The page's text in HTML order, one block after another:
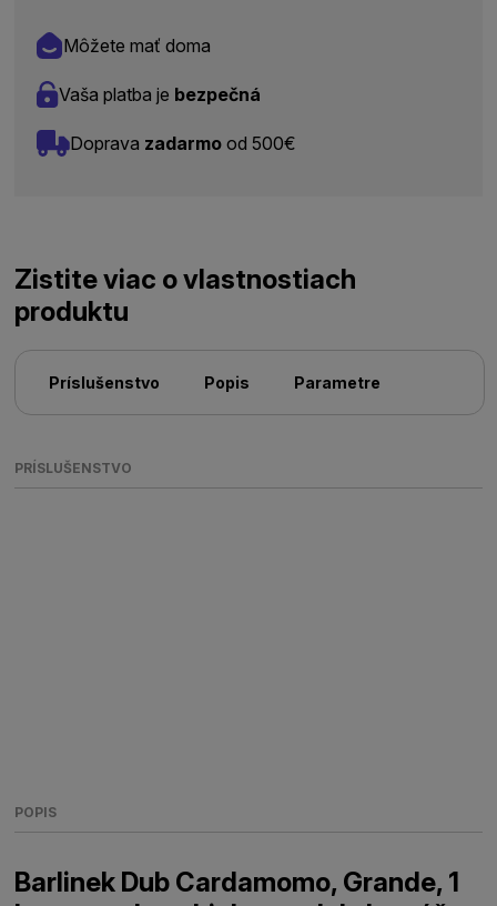
Môžete mať doma
Vaša platba je bezpečná
Doprava zadarmo od 500€
Zistite viac o vlastnostiach
produktu
Príslušenstvo Popis Parametre
PRÍSLUŠENSTVO
POPIS
Barlinek Dub Cardamomo, Grande, 1